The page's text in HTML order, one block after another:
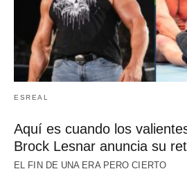
ESREAL
Aquí es cuando los
Brock Lesnar anuncia su
EL FIN DE UNA ERA PERO CIERTO